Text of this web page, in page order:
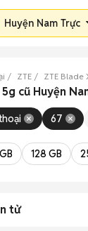
Huyện Nam Trực
ZTE ZTE Blade
cũ Huyện
67
128 GB
tử